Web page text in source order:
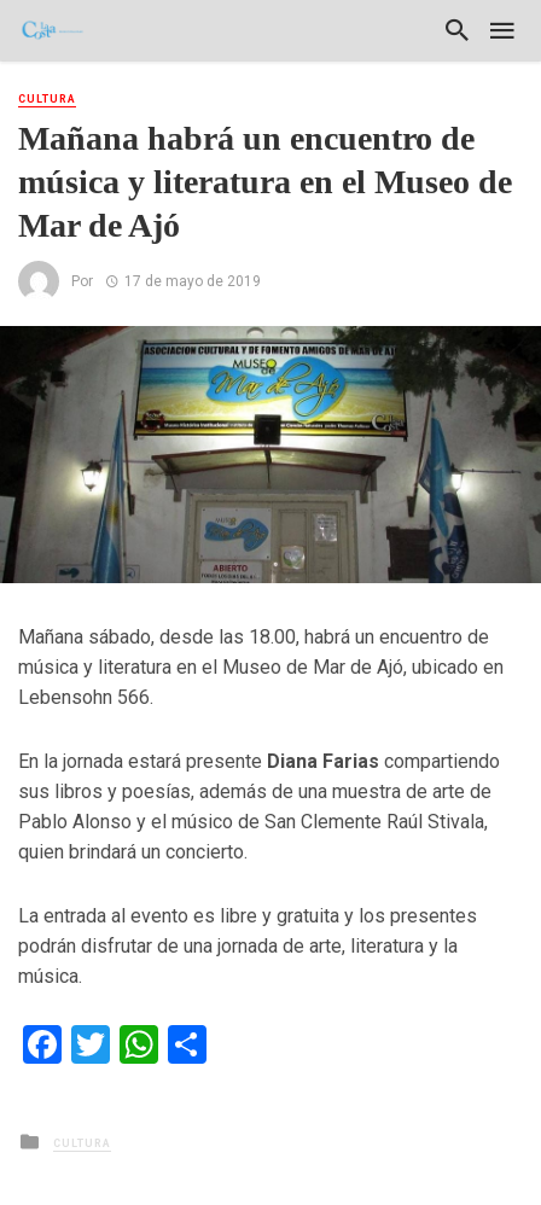
CULTURA
Mañana habrá un encuentro de
música y literatura en el Museo de
Mar de Ajó
Por 17 de mayo de 2019
Mañana sábado, desde las 18.00, habrá un encuentro de
música y literatura en el Museo de Mar de Ajó, ubicado en
Lebensohn 566.
En la jornada estará presente Diana Farias compartiendo
sus libros y poesías, además de una muestra de arte de
Pablo Alonso y el músico de San Clemente Raúl Stivala,
quien brindará un concierto.
La entrada al evento es libre y gratuita y los presentes
podrán disfrutar de una jornada de arte, literatura y la
música.
Facebook
TwitterWhatsApp
Posted
in
CULTURA